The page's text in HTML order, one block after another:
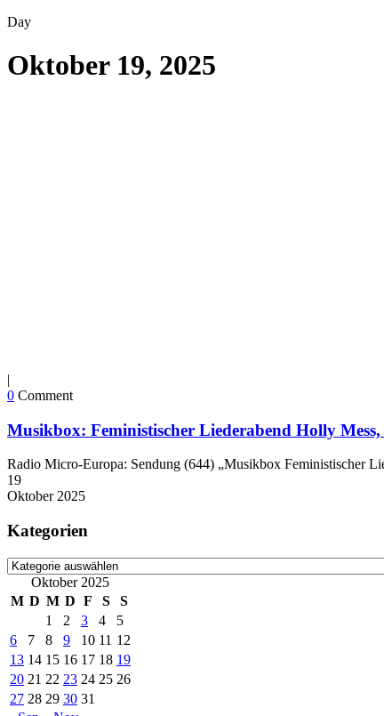
Day
Oktober 19, 2025
|
0 Comment
Musikbox: Feministischer Liederabend Holly
Radio Micro-Europa: Sendung (644) „Musikbox Feministischer
19
Oktober 2025
Kategorien
Kategorien
Oktober 2025
M D M D F S
S
1
2 3 4
5
6
7 8 9 10 11 12
13 14 15 16 17 18 19
20 21 22 23 24 25 26
27 28 29 30 31